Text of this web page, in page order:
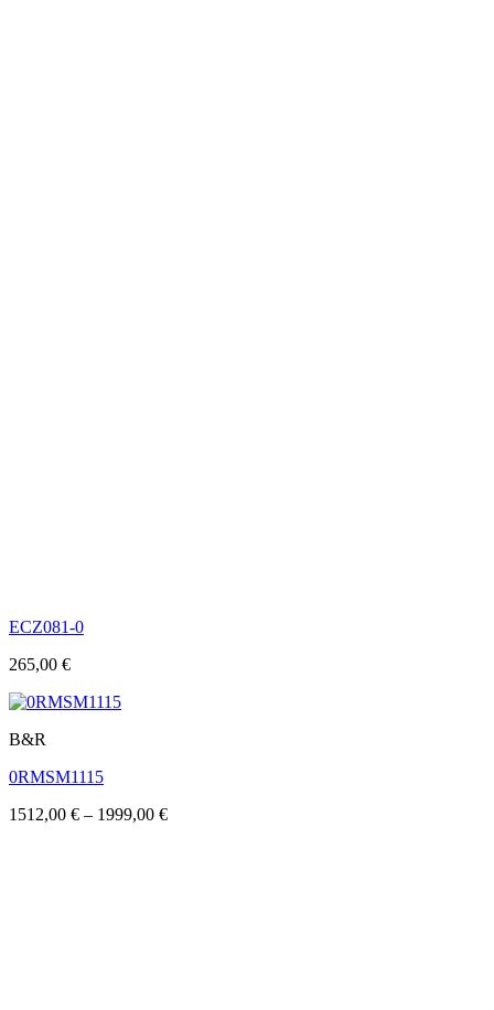
ECZ081-0
265,00 €
B&R
0RMSM1115
1512,00 € – 1999,00 €